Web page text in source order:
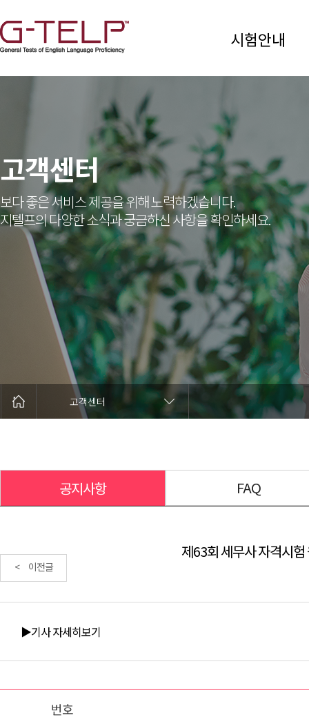
시험안내
고객센터
보다 좋은 서비스 제공을 위해 노력하겠습니다.
지텔프의 다양한 소식과 궁금하신 사항을 확인하세요.
고객센터
공지사항 FAQ
제63회 세무사 자격시
< 이전글
▶기사 자세히보기
번호